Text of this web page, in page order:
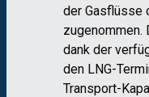
der Gasflüsse
zugenommen.
dank der
den LNG-
Transport-